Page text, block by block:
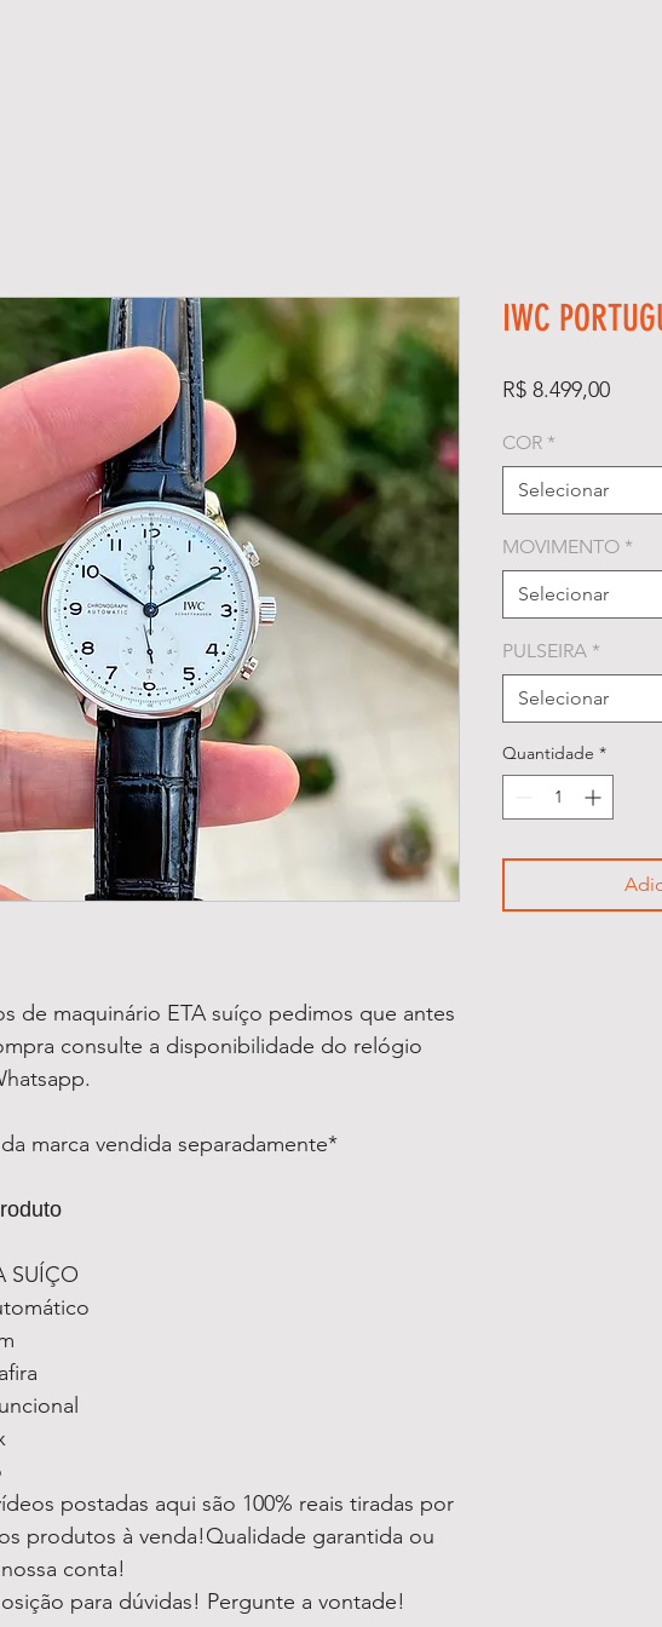
de maquinário ETA suíço pedimos que antes
consulte a disponibilidade do relógio
marca vendida separadamente*
SUÍÇO
postadas aqui são 100% reais tiradas por
produtos à venda!Qualidade garantida ou
conta!
para dúvidas! Pergunte a vontade!
IWC
R$ 8.499,00Preço
COR *
Selecionar
MOVIMENTO *
Selecionar
PULSEIRA *
Selecionar
Quantidade *